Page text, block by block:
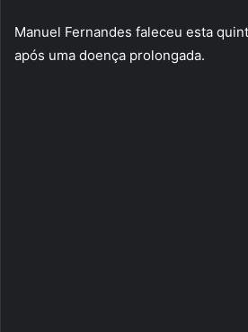
Manuel Fernandes faleceu esta
após uma doença prolongada.